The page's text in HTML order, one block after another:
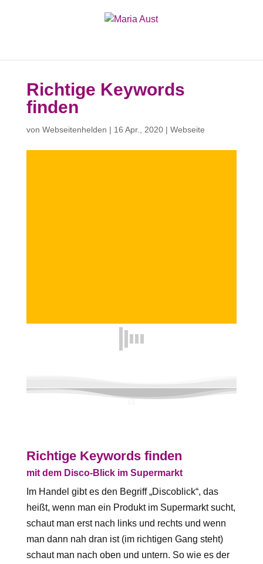
Richtige Keywords
finden
von Webseitenhelden | 16 Apr., 2020| Webseite
Richtige Keywords finden
mit dem Disco-Blick im Supermarkt
Im Handel gibt es den Begriff „Discoblick“, das
heißt, wenn man ein Produkt im Supermarkt sucht,
schaut man erst nach links und rechts und wenn
man dann nah dran ist (im richtigen Gang steht)
schaut man nach oben und untern. So wie es der